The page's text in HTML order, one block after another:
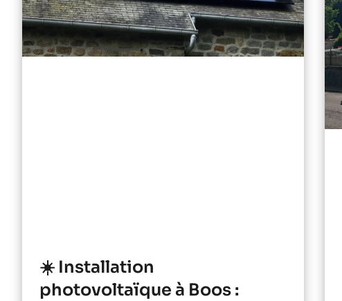
☀️ Installation
photovoltaïque à Boos :